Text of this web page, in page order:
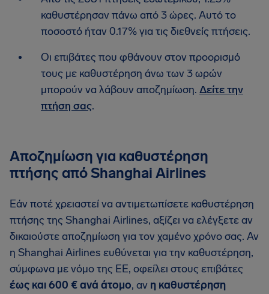
καθυστέρησαν πάνω από 3 ώρες. Αυτό το
ποσοστό ήταν 0.17% για τις διεθνείς πτήσεις.
Οι επιβάτες που φθάνουν στον προορισμό
τους με καθυστέρηση άνω των 3 ωρών
μπορούν να λάβουν αποζημίωση. Δείτε την
πτήση σας.
Αποζημίωση για καθυστέρηση
πτήσης από Shanghai Airlines
Εάν ποτέ χρειαστεί να αντιμετωπίσετε καθυστέρηση
πτήσης της Shanghai Airlines, αξίζει να ελέγξετε αν
δικαιούστε αποζημίωση για τον χαμένο χρόνο σας. Αν
η Shanghai Airlines ευθύνεται για την καθυστέρηση,
σύμφωνα με νόμο της ΕΕ, οφείλει στους επιβάτες
έως και 600 € ανά άτομο, αν η καθυστέρηση